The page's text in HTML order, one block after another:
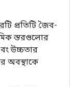
প্রতিটি জৈব-
স্তরগুলোর
উচ্চতার
অবস্থাকে